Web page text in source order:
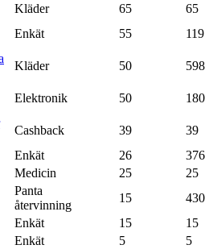
Kläder 65
65
Enkät 55 119
Kläder 50 598
Elektronik 50 180
Cashback 39
39
Enkät 26
376
Medicin 25
25
Panta
återvinning
15
430
Enkät 15
15
Enkät 5 5